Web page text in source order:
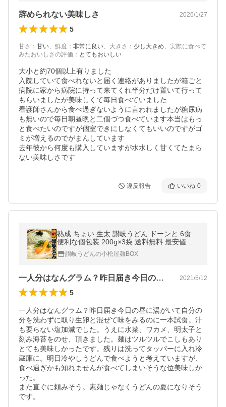
辞められない美味しさ 2026/1/27
5
甘さ ： 甘い、 鮮度 ： 非常に良い、 大きさ ： 少し大きめ、 実際に食べて
みたおいしさの評価 ： とてもおいしい
大小と約70個以上有りました
入院していて食べれないと届く連絡がありましたが箱ごと
病院に家から病院に持って来てくれ半分だけ置いて行って
もらいましたが美味しくて毎日食べていました
看護師さんから食べ過ぎないように言われましたが糖尿病
も無いので毎日朝昼晩と二個づつ食べています本当はもっ
と食べたいのですが個室できにしなくてもいいのですがゴ
ミが増えるのでがまんしています
去年彼から何度も購入していますが水水しく甘くてたまら
ない美味しさです
違反報告 いいね 0
熟成 ちょい 生太 讃岐うどん ドーンと 6食
便利な個包装 200g×3袋 送料無料 最安値 挑
戦 得トクセール 特産品 ポイント利用 お試し
商品 サンプル
讃岐うどんの小松屋麺BOX
一人分はなんグラム？昨日届き今日の昼に… 2021/5/12
5
一人分はなんグラム？昨日届き今日の昼に湯がいて自分の
分を洗わずに取り生卵と混ぜて味をみるのに一本試食。汁
も要らない塩加減でした。うえに水菜、ワカメ、明太子と
刻み海苔をのせ、頂きました。麺はツルツルでこしもあり
とても美味しかったです。残りは洗ってタッパーに入れ冷
蔵庫に。明日冷やしうどんで食べようと考えていますが、
食べ過ぎかも知れませんが食べてしまいそうな位美味しか
った。
また直ぐに頼みそう。素麺じゃなくうどんの夏になりそう
です。